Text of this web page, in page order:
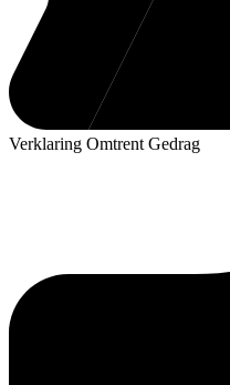
Verklaring Omtrent Gedrag